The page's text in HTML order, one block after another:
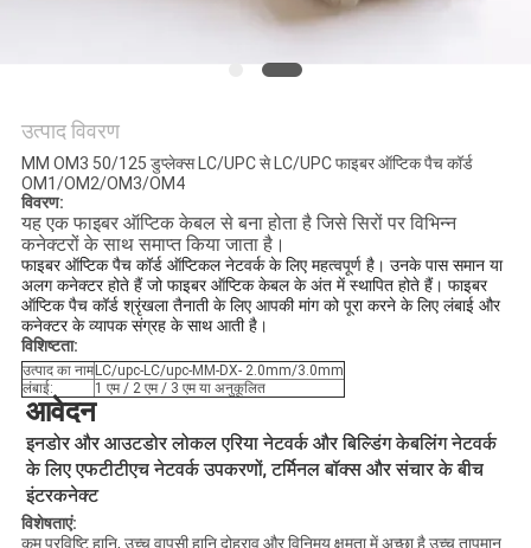
उत्पाद विवरण
MM OM3 50/125 डुप्लेक्स LC/UPC से LC/UPC फाइबर ऑप्टिक पैच कॉर्ड
OM1/OM2/OM3/OM4
विवरण:
यह एक फाइबर ऑप्टिक केबल से बना होता है जिसे सिरों पर विभिन्न
कनेक्टरों के साथ समाप्त किया जाता है।
फाइबर ऑप्टिक पैच कॉर्ड ऑप्टिकल नेटवर्क के लिए महत्वपूर्ण है। उनके पास समान या
अलग कनेक्टर होते हैं जो फाइबर ऑप्टिक केबल के अंत में स्थापित होते हैं। फाइबर
ऑप्टिक पैच कॉर्ड श्रृंखला तैनाती के लिए आपकी मांग को पूरा करने के लिए लंबाई और
कनेक्टर के व्यापक संग्रह के साथ आती है।
विशिष्टता:
उत्पाद का नाम LC/upc-LC/upc-MM-DX- 2.0mm/3.0mm
लंबाई:
1 एम / 2 एम / 3 एम या अनुकूलित
आवेदन
इनडोर और आउटडोर लोकल एरिया नेटवर्क और बिल्डिंग केबलिंग नेटवर्क
के लिए एफटीटीएच नेटवर्क उपकरणों, टर्मिनल बॉक्स और संचार के बीच
इंटरकनेक्ट
विशेषताएं:
कम प्रविष्टि हानि, उच्च वापसी हानि दोहराव और विनिमय क्षमता में अच्छा है उच्च तापमान